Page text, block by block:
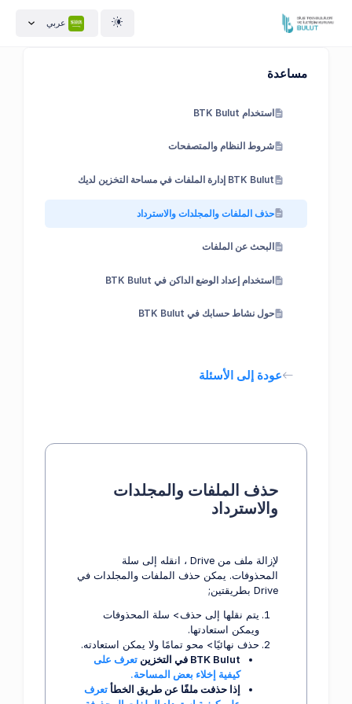
مساعدة
استخدام BTK Bulut
شروط النظام والمتصفحات
BTK Bulut إدارة الملفات في مساحة التخزين لديك
حذف الملفات والمجلدات والاسترداد
البحث عن الملفات
استخدام إعداد الوضع الداكن في BTK Bulut
حول نشاط حسابك في BTK Bulut
عودة إلى الأسئلة
حذف الملفات والمجلدات
والاسترداد
لإزالة ملف من Drive ، انقله إلى سلة
المحذوفات. يمكن حذف الملفات والمجلدات في
Drive بطريقتين;
يتم نقلها إلى حذف> سلة المحذوفات
ويمكن استعادتها.
حذف نهائيًا> محو تمامًا ولا يمكن استعادته.
BTK Bulut في التخزين
تعرف على
كيفية إخلاء بعض المساحة.
إذا حذفت ملفًا عن طريق الخطأ تعرف